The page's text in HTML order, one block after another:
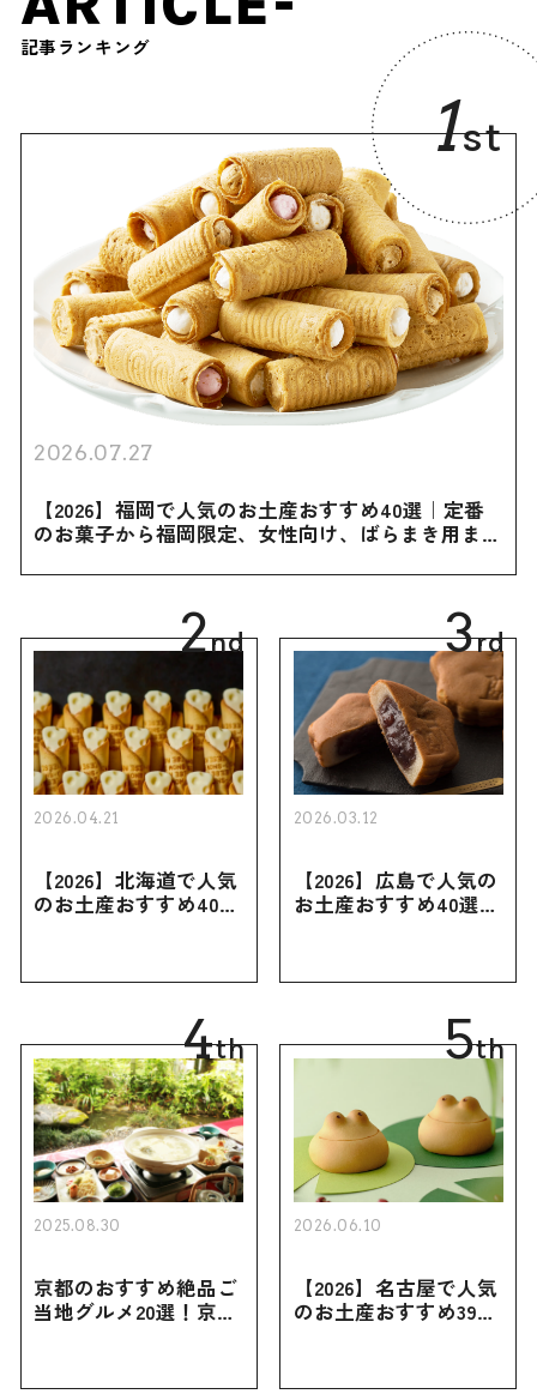
記事ランキング
1st
2026.07.27
【2026】福岡で人気のお土産おすすめ40選｜定番
のお菓子から福岡限定、女性向け、ばらまき用まで
2nd
2026.04.21
【2026】北海道で人気
のお土産おすすめ40選
買えない限定品、女性
3rd
2026.03.12
【2026】広島で人気の
お土産おすすめ40選｜
き用、女性向けまで幅
4th
2025.08.30
京都のおすすめ絶品ご
当地グルメ20選！京都
5th
2026.06.10
【2026】名古屋で人気
のお土産おすすめ39選
お土産・ばらまき用ま